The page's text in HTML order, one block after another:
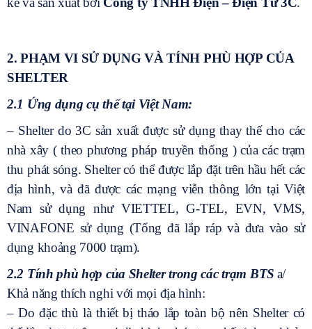
2. PHẠM VI SỬ DỤNG VÀ TÍNH PHÙ HỢP CỦA
SHELTER
2.1 Ứng dụng cụ thể tại Việt Nam:
– Shelter do 3C sản xuất được sử dụng thay thế cho các
nhà xây ( theo phương pháp truyền thống ) của các trạm
thu phát sóng. Shelter có thể được lắp đặt trên hầu hết các
địa hình, và đã được các mạng viễn thông lớn tại Việt
Nam sử dụng như VIETTEL, G-TEL, EVN, VMS,
VINAFONE sử dụng (Tổng đã lắp ráp và đưa vào sử
dụng khoảng 7000 trạm).
2.2 Tính phù hợp của Shelter trong các trạm BTS a/
Khả năng thích nghi với mọi địa hình:
– Do đặc thù là thiết bị tháo lắp toàn bộ nên Shelter có